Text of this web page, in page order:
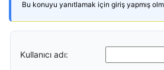
Bu konuyu yanıtlamak için giriş yapmış
Kullanıcı adı: